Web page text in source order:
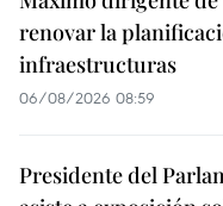
renovar la
infraestructuras
06/08/2026 08:59
Presidente del